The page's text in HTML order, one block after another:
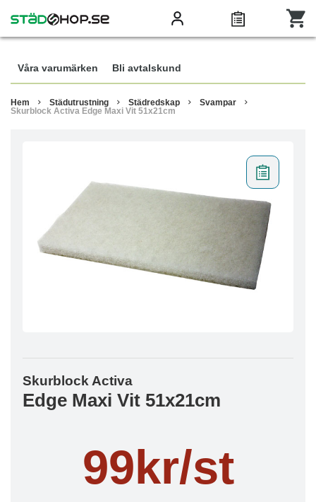
Våra varumärken Bli avtalskund
Hem Städutrustning Städredskap
Svampar
Skurblock Activa Edge Maxi Vit 51x21cm
Skurblock Activa
Edge Maxi Vit 51x21cm
99kr/st